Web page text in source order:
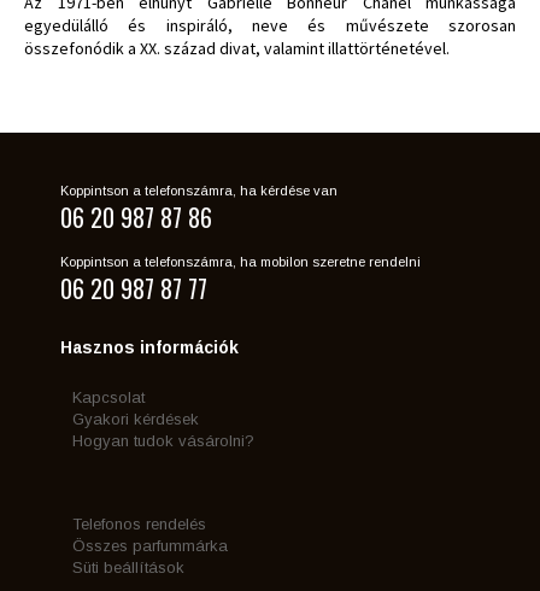
egyedülálló és inspiráló, neve és művészete szorosan
összefonódik a XX. század divat, valamint illattörténetével.
Koppintson a telefonszámra, ha kérdése van
06 20 987 87 86
Koppintson a telefonszámra, ha mobilon szeretne rendelni
06 20 987 87 77
Hasznos információk
Kapcsolat
Gyakori kérdések
Hogyan tudok vásárolni?
Telefonos rendelés
Összes parfummárka
Süti beállítások